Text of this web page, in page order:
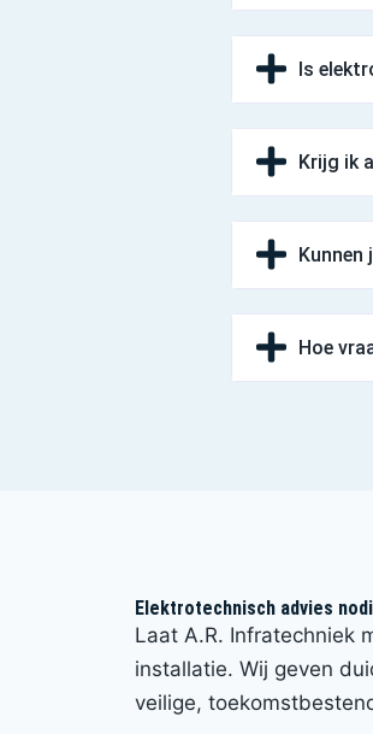
Is
Krijg ik
Kunnen
Hoe
Elektrotechnisch advies
Laat A.R. Infratechniek
installatie. Wij geven
veilige,